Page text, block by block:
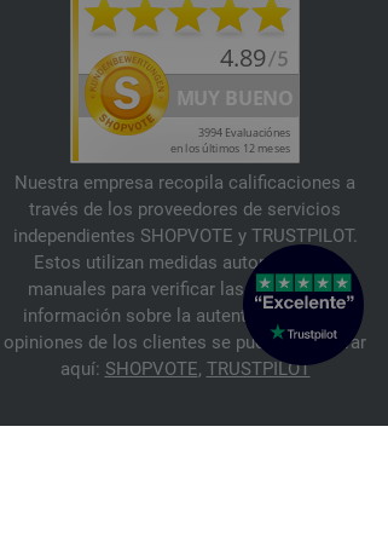
Nuestra empresa recopila calificaciones a
través de los proveedores de servicios
independientes SHOPVOTE y TRUSTPILOT.
Estos utilizan medidas automáticas y
manuales para verificar las reseñas. La
información sobre la autenticidad de las
opiniones de los clientes se puede encontrar
aquí: SHOPVOTE, TRUSTPILOT